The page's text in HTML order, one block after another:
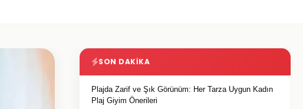
SON DAKIKA
Plajda Zarif ve Şık Görünüm: Her Tarza Uygun Kadın
Plaj Giyim Önerileri